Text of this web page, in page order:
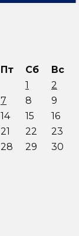
Пт Сб
Вс
1
2
7 8
9
14 15
16
21 22
23
28 29
30